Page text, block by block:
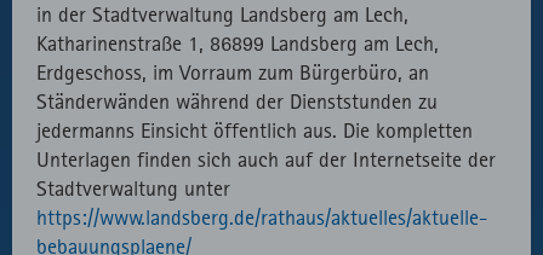
in der Stadtverwaltung Landsberg am Lech,
Katharinenstraße 1, 86899 Landsberg am Lech,
Erdgeschoss, im Vorraum zum Bürgerbüro, an
Ständerwänden während der Dienststunden zu
jedermanns Einsicht öffentlich aus. Die kompletten
Unterlagen finden sich auch auf der Internetseite der
Stadtverwaltung unter
https://www.landsberg.de/rathaus/aktuelles/aktuelle-
bebauungsplaene/